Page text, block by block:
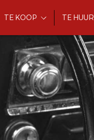
TE KOOP TE HUUR